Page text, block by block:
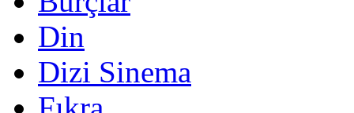
Din
Dizi Sinema